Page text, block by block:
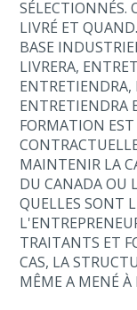
SÉLECTIONNÉS.
LIVRÉ ET
BASE
LIVRERA,
ENTRETIENDRA
FORMATION
MAINTENIR LA
DU CANADA OU
QUELLES SONT
TRAITANTS ET
CAS, LA
MÊME A MENÉ À